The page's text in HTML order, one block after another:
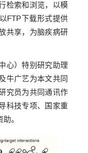
检索和浏览，以模
FTP下载形式提供
共享，为脑疾病研
）特别研究助理
牛广艺为本文共同
究员为共同通讯作
科技专项、国家重
。